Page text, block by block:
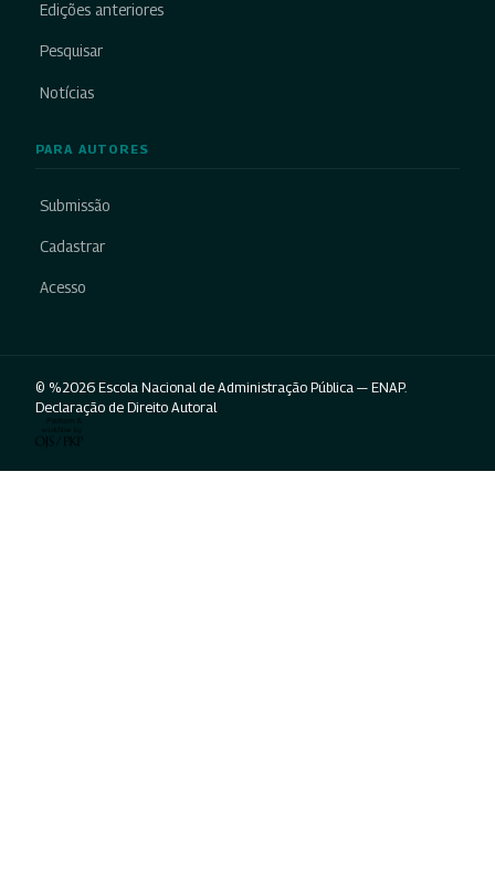
Edições anteriores
Pesquisar
Notícias
PARA AUTORES
Submissão
Cadastrar
Acesso
© %2026 Escola Nacional de Administração Pública — ENAP.
Declaração de Direito Autoral